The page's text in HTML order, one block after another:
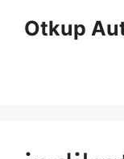
Otkup